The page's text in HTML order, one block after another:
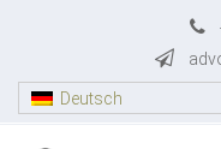
Deutsch